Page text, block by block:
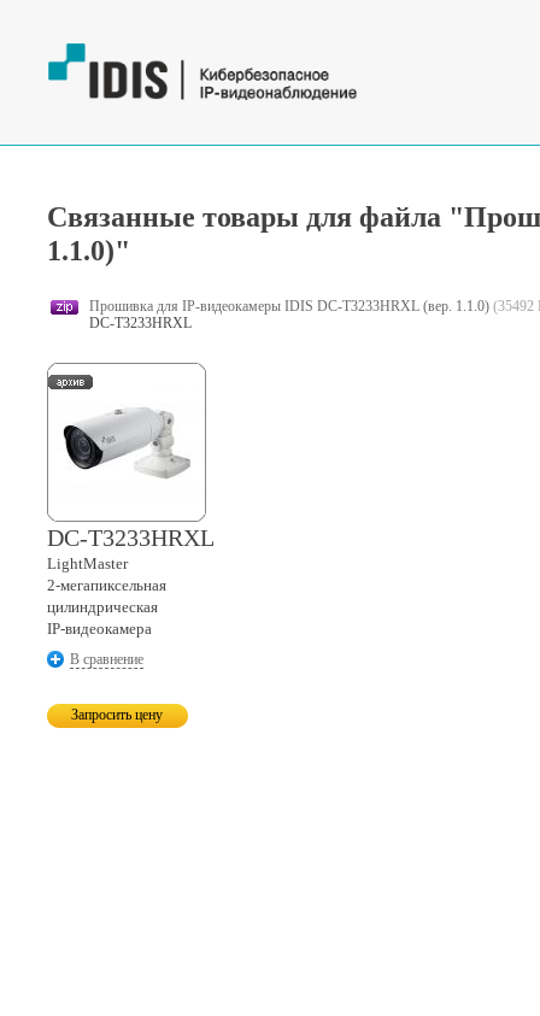
Связанные товары для файла
1.1.0)"
Прошивка для IP-видеокамеры IDIS DC-T3233HRXL (вер. 1.1.0) (35492
DC-T3233HRXL
DC-T3233HRXL
LightMaster
2-мегапиксельная
цилиндрическая
IP-видеокамера
В сравнение
Запросить цену